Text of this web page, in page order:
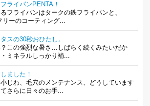
ライパンPENTA！
フライパンはタークの鉄フライパンと、
リーのコーティング...
スの30秒おひたし。
この強烈な暑さ…しばらく続くみたいだか
ミネラルしっかり補...
ました！
じわ、毛穴のメンテナンス、どうしています
さらに日々のお手...